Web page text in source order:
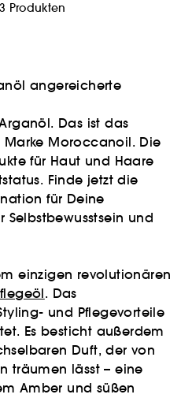
Produkten
angereicherte
Das ist das
Marke Moroccanoil. Die
für Haut und Haare
Finde jetzt die
für Deine
Selbstbewusstsein und
einzigen revolutionären
. Das
und Pflegevorteile
Es besticht außerdem
Duft, der von
träumen lässt – eine
Amber und süßen